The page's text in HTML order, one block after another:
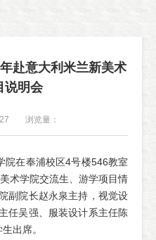
赴意大利米兰新美术
说明会
浏览量：
在奉浦校区4号楼546教室
术学院交流生、游学项目情
副院长赵永泉主持，视觉设
任吴强、服装设计系主任陈
出席。